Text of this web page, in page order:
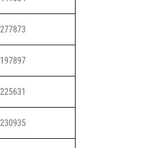
277873
197897
225631
230935